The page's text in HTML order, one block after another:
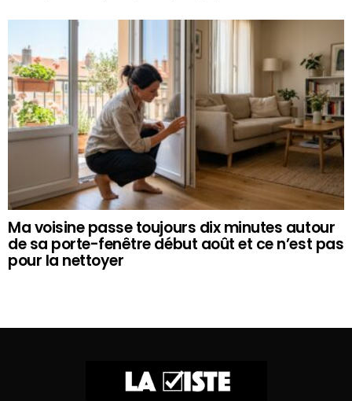
Ma voisine passe toujours dix minutes autour
de sa porte-fenêtre début août et ce n’est pas
pour la nettoyer